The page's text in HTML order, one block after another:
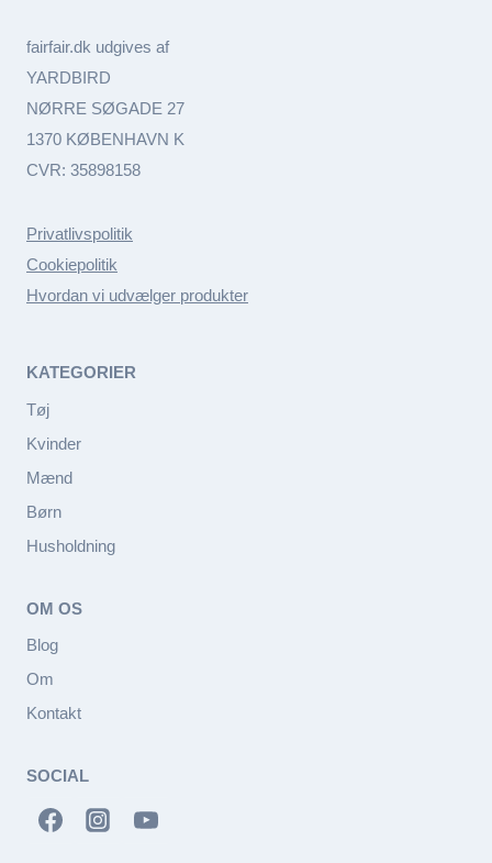
fairfair.dk udgives af
YARDBIRD
NØRRE SØGADE 27
1370 KØBENHAVN K
CVR: 35898158
Privatlivspolitik
Cookiepolitik
Hvordan vi udvælger produkter
KATEGORIER
Tøj
Kvinder
Mænd
Børn
Husholdning
OM OS
Blog
Om
Kontakt
SOCIAL